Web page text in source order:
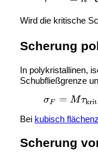
Wird die kritische
Scherung
In polykristallinen,
Schubfließgrenze
Bei kubisch
Scherung